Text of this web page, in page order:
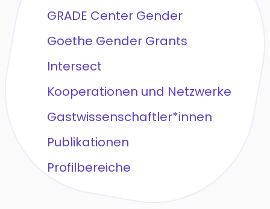
GRADE Center Gender
Goethe Gender Grants
Intersect
Kooperationen und Netzwerke
Gastwissenschaftler*innen
Publikationen
Profilbereiche